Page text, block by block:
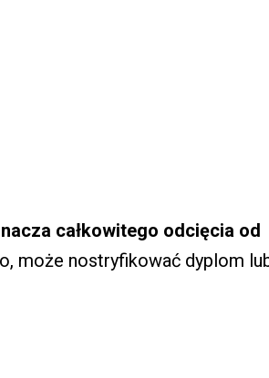
całkowitego odcięcia od
może nostryfikować dyplom